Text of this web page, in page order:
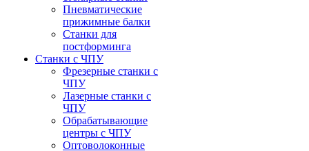
Пневматические
прижимные балки
Станки для
постформинга
Станки с ЧПУ
Фрезерные станки с
ЧПУ
Лазерные станки с
ЧПУ
Обрабатывающие
центры с ЧПУ
Оптоволоконные